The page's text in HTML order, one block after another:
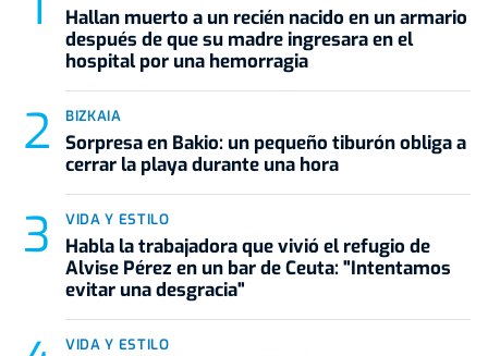
Hallan muerto a un recién nacido en un armario
después de que su madre ingresara en el
hospital por una hemorragia
BIZKAIA
Sorpresa en Bakio: un pequeño tiburón obliga a
cerrar la playa durante una hora
VIDA Y ESTILO
Habla la trabajadora que vivió el refugio de
Alvise Pérez en un bar de Ceuta: "Intentamos
evitar una desgracia"
VIDA Y ESTILO